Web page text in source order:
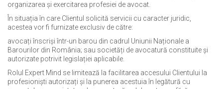
organizarea și exercitarea profesiei de avocat.
În situația în care Clientul solicită servicii cu caracter juridic,
acestea vor fi furnizate exclusiv de către:
avocați înscriși într-un barou din cadrul Uniunii Naționale a
Barourilor din România; sau societăți de avocatură constituite și
autorizate potrivit legislației aplicabile.
Rolul Expert Mind se limitează la facilitarea accesului Clientului la
profesioniști autorizați și la punerea acestuia în legătură cu